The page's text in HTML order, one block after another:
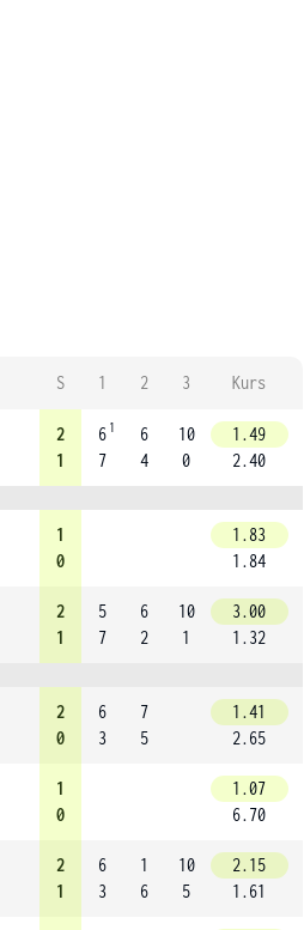
S 1 2 3 Kurs
2
1
6 1
7
6
4
10
0
1.49
2.40
1
0
1.83
1.84
2
1
5
7
6
2
10
1
3.00
1.32
2
0
6
3
7
5
1.41
2.65
1
0
1.07
6.70
2
1
6
3
1
6
10
5
2.15
1.61